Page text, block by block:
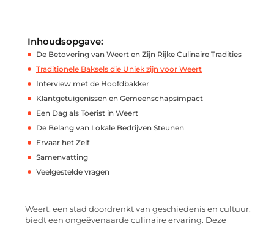
Inhoudsopgave:
De Betovering van Weert en Zijn Rijke Culinaire Tradities
Traditionele Baksels die Uniek zijn voor Weert
Interview met de Hoofdbakker
Klantgetuigenissen en Gemeenschapsimpact
Een Dag als Toerist in Weert
De Belang van Lokale Bedrijven Steunen
Ervaar het Zelf
Samenvatting
Veelgestelde vragen
Weert, een stad doordrenkt van geschiedenis en cultuur,
biedt een ongeëvenaarde culinaire ervaring. Deze